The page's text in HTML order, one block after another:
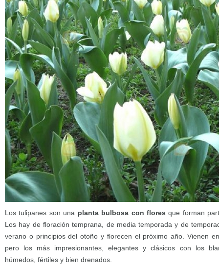
Los tulipanes son una planta bulbosa con flores que forman
Los hay de floración temprana, de media temporada y de
verano o principios del otoño y florecen el próximo año. Vienen
pero los más impresionantes, elegantes y clásicos con los
húmedos, fértiles y bien drenados.